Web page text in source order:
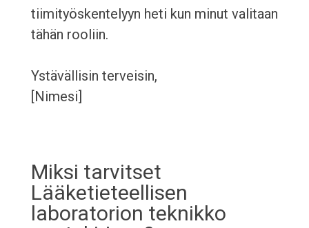
tiimityöskentelyyn heti kun minut valitaan
tähän rooliin.
Ystävällisin terveisin,
[Nimesi]
Miksi tarvitset
Lääketieteellisen
laboratorion teknikko